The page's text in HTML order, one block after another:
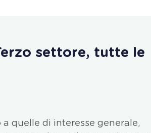
settore, tutte le
quelle di interesse generale,